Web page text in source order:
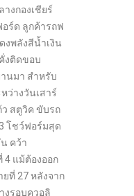
งกองเชียร์
อร์ด ลูกค้ารถฟ
พลังสีน้ำเงิน
งติดขอบ
นมา สำหรับ
ว่างวันเสาร์
สตูวิค ขับรถ
โชว์ฟอร์มสุด
คว้า
4 แม้ต้องออก
ที่ 27 หลังจาก
งรอบควอลิ